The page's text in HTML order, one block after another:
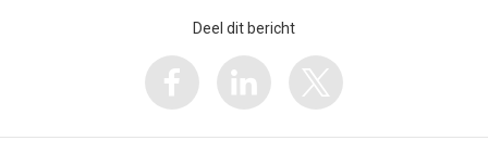
Deel dit bericht